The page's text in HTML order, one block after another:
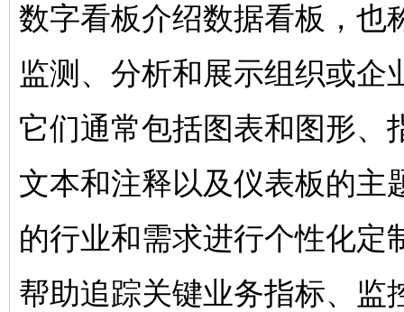
数字看板介绍数据看板，也
监测、分析和展示组织或企
它们通常包括图表和图形、
文本和注释以及仪表板的主
的行业和需求进行个性化定
帮助追踪关键业务指标、监